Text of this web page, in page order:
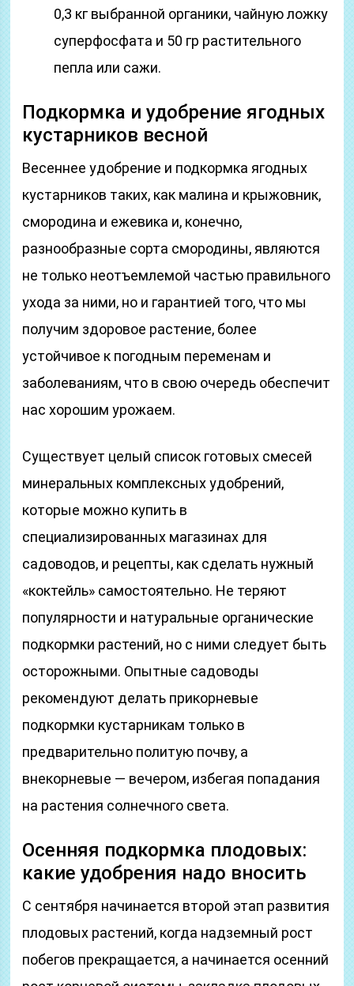
0,3 кг выбранной органики, чайную ложку
суперфосфата и 50 гр растительного
пепла или сажи.
Подкормка и удобрение ягодных
кустарников весной
Весеннее удобрение и подкормка ягодных
кустарников таких, как малина и крыжовник,
смородина и ежевика и, конечно,
разнообразные сорта смородины, являются
не только неотъемлемой частью правильного
ухода за ними, но и гарантией того, что мы
получим здоровое растение, более
устойчивое к погодным переменам и
заболеваниям, что в свою очередь обеспечит
нас хорошим урожаем.
Существует целый список готовых смесей
минеральных комплексных удобрений,
которые можно купить в
специализированных магазинах для
садоводов, и рецепты, как сделать нужный
«коктейль» самостоятельно. Не теряют
популярности и натуральные органические
подкормки растений, но с ними следует быть
осторожными. Опытные садоводы
рекомендуют делать прикорневые
подкормки кустарникам только в
предварительно политую почву, а
внекорневые — вечером, избегая попадания
на растения солнечного света.
Осенняя подкормка плодовых:
какие удобрения надо вносить
С сентября начинается второй этап развития
плодовых растений, когда надземный рост
побегов прекращается, а начинается осенний